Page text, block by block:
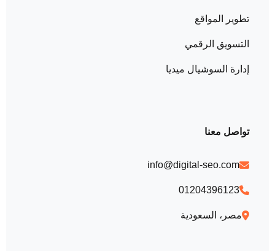
تطوير المواقع
التسويق الرقمي
إدارة السوشيال ميديا
تواصل معنا
info@digital-seo.com
01204396123
مصر، السعودية